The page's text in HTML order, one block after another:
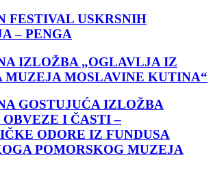
FESTIVAL USKRSNIH
– PENGA
IZLOŽBA „OGLAVLJA IZ
MUZEJA MOSLAVINE KUTINA“
GOSTUJUĆA IZLOŽBA
I ČASTI –
ODORE IZ FUNDUSA
POMORSKOG MUZEJA